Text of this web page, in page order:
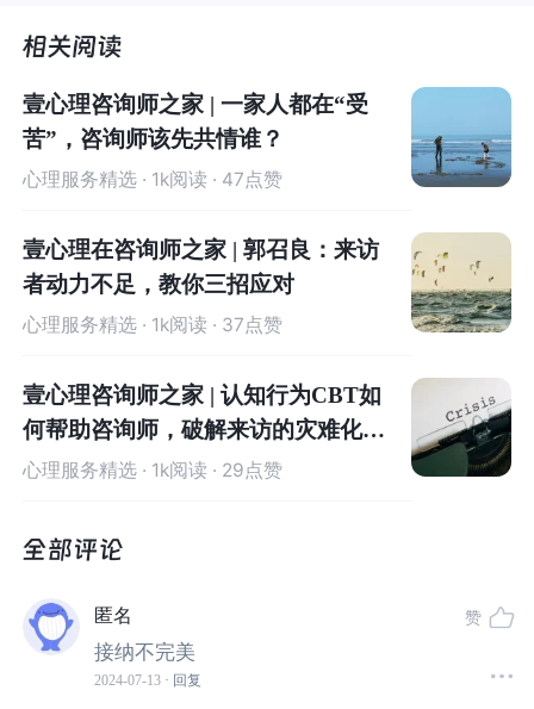
虽然目前健康食品强迫症尚未被《精神疾病诊断与统计手
册（DSM)》列为正式的精神疾病，但它确实描述了一种新
兴的令人不安的行为和思维方式。
这里，让我真切的感受到了🙏❤️
让我真切的感受到了🙏❤️
壹心理咨询师之家 | 一家人都在“受
苦”，咨询师该先共情谁？
心理服务精选 · 1k阅读 · 47点赞
壹心理在咨询师之家 | 郭召良：来访
者动力不足，教你三招应对
心理服务精选 · 1k阅读 · 37点赞
壹心理咨询师之家 | 认知行为CBT如
何帮助咨询师，破解来访的灾难化思
维
心理服务精选 · 1k阅读 · 29点赞
匿名
接纳不完美
2024-07-13 · 回复
赞